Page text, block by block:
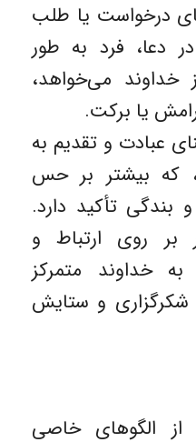
درخواست یا طلب
دعا، فرد به طور
می‌خواهد،
یا برکت.
عبادت و تقدیم به
که بیشتر بر حس
بندگی تأکید دارد.
بر روی ارتباط و
خداوند متمرکز
و ستایش
الگوهای خاصی